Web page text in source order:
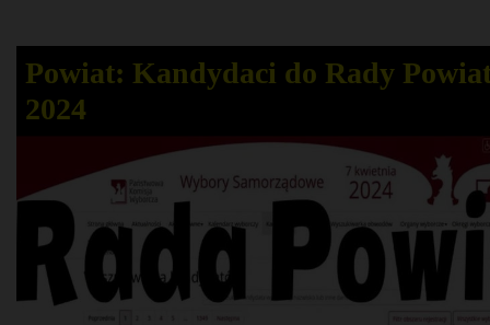
Powiat: Kandydaci do Rady
2024